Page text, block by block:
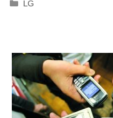
Categorie
LG